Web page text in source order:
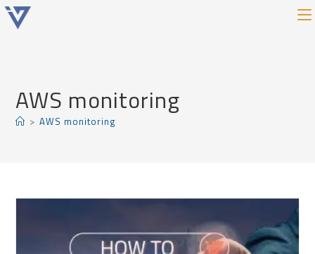
AWS monitoring
> AWS monitoring